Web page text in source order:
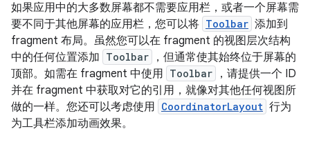
如果应用中的大多数屏幕都不需要应用栏，或者一个屏幕需
要不同于其他屏幕的应用栏，您可以将 Toolbar 添加到
fragment 布局。虽然您可以在 fragment 的视图层次结构
中的任何位置添加 Toolbar
，但通常使其始终位于屏幕的
顶部。如需在 fragment 中使用 Toolbar
，请提供一个 ID
并在 fragment 中获取对它的引用，就像对其他任何视图所
做的一样。您还可以考虑使用 CoordinatorLayout 行为
为工具栏添加动画效果。